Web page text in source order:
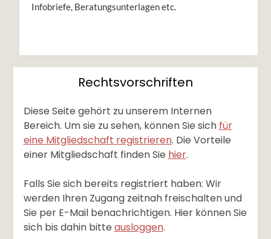
Infobriefe, Beratungsunterlagen etc.
Rechtsvorschriften
Diese Seite gehört zu unserem Internen
Bereich. Um sie zu sehen, können Sie sich für
eine Mitgliedschaft registrieren. Die Vorteile
einer Mitgliedschaft finden Sie hier.
Falls Sie sich bereits registriert haben: Wir
werden Ihren Zugang zeitnah freischalten und
Sie per E-Mail benachrichtigen. Hier können Sie
sich bis dahin bitte ausloggen.